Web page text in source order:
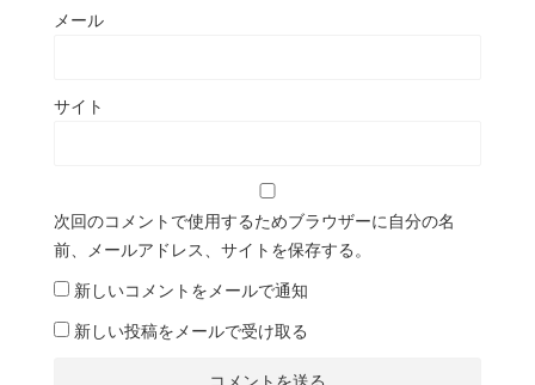
メール
サイト
次回のコメントで使用するためブラウザーに自分の名
前、メールアドレス、サイトを保存する。
新しいコメントをメールで通知
新しい投稿をメールで受け取る